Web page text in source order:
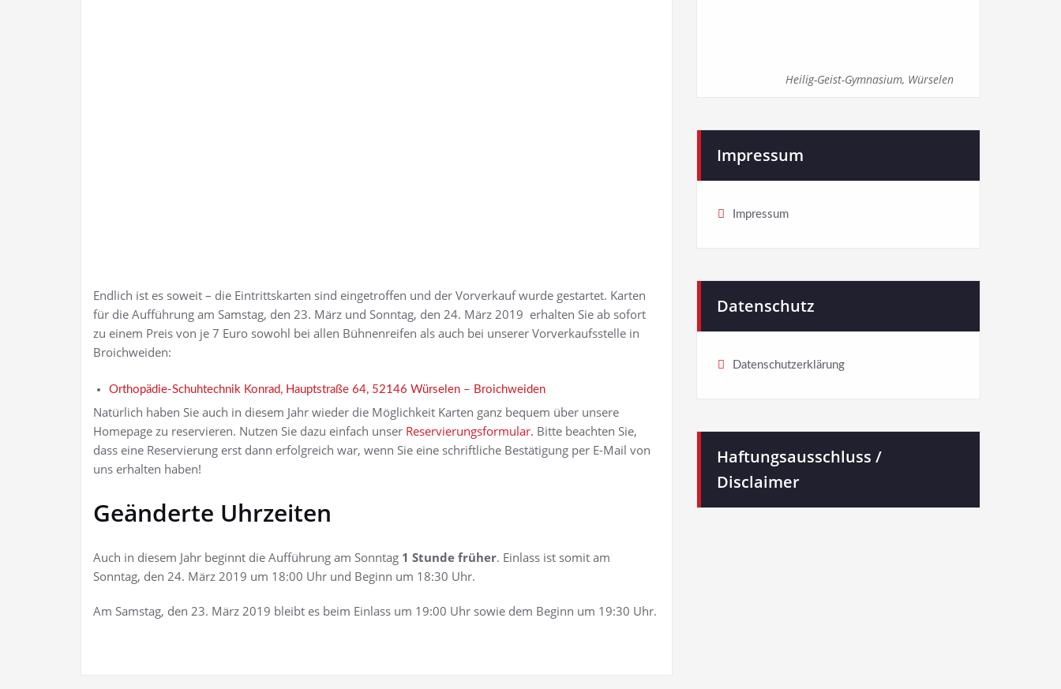
Endlich ist es soweit – die Eintrittskarten sind eingetroffen und der Vorverkauf wurde gestartet. Karten
für die Aufführung am Samstag, den 23. März und Sonntag, den 24. März 2019 erhalten Sie ab sofort
zu einem Preis von je 7 Euro sowohl bei allen Bühnenreifen als auch bei unserer Vorverkaufsstelle in
Broichweiden:
Orthopädie-Schuhtechnik Konrad, Hauptstraße 64, 52146 Würselen – Broichweiden
Natürlich haben Sie auch in diesem Jahr wieder die Möglichkeit Karten ganz bequem über unsere
Homepage zu reservieren. Nutzen Sie dazu einfach unser Reservierungsformular. Bitte beachten Sie,
dass eine Reservierung erst dann erfolgreich war, wenn Sie eine schriftliche Bestätigung per E-Mail von
uns erhalten haben!
Geänderte Uhrzeiten
Auch in diesem Jahr beginnt die Aufführung am Sonntag 1 Stunde früher. Einlass ist somit am
Sonntag, den 24. März 2019 um 18:00 Uhr und Beginn um 18:30 Uhr.
Am Samstag, den 23. März 2019 bleibt es beim Einlass um 19:00 Uhr sowie dem Beginn um 19:30 Uhr.
Heilig-Geist-Gymnasium, Würselen
Impressum
Impressum
Datenschutz
Datenschutzerklärung
Haftungsausschluss /
Disclaimer